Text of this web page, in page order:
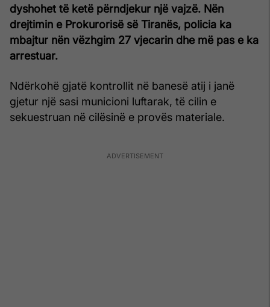
dyshohet të ketë përndjekur një vajzë. Nën
drejtimin e Prokurorisë së Tiranës, policia ka
mbajtur nën vëzhgim 27 vjecarin dhe më pas e ka
arrestuar.
Ndërkohë gjatë kontrollit në banesë atij i janë
gjetur një sasi municioni luftarak, të cilin e
sekuestruan në cilësinë e provës materiale.